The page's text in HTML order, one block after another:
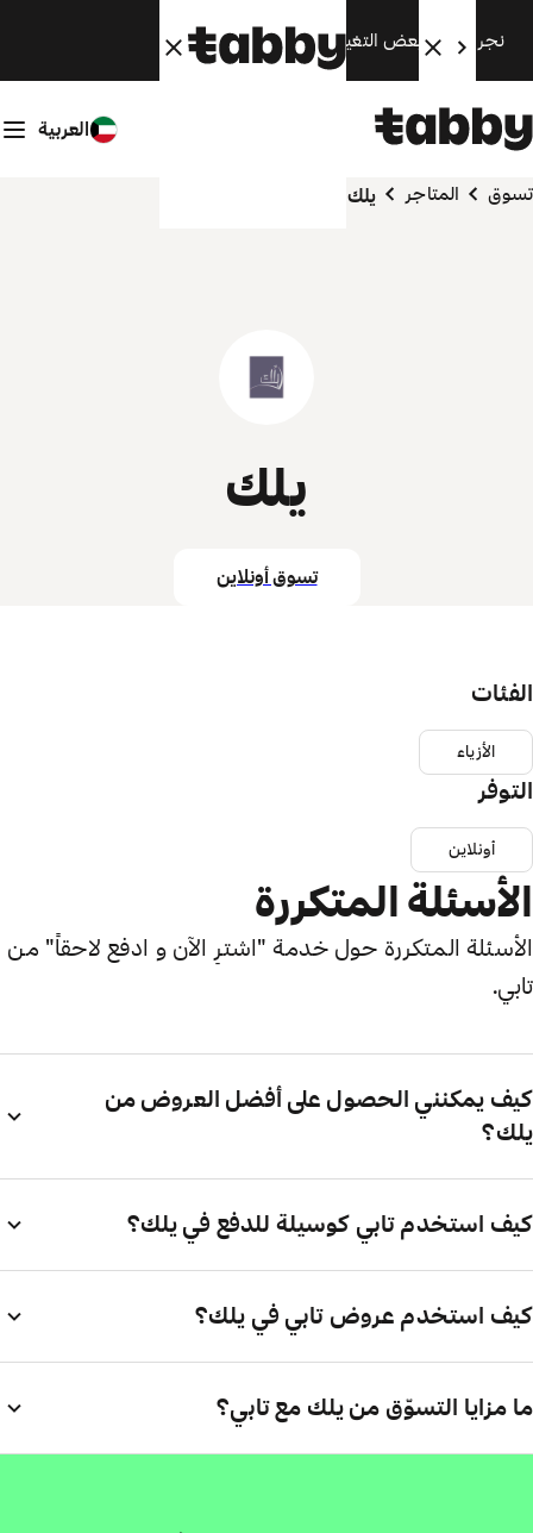
نجري الآن بعض التغييرات. سنعود قريبًا.
العربية
تسوق المتاجر يلك
يلك
تسوق أونلاين
الفئات
الأزياء
التوفر
أونلاين
الأسئلة المتكررة
الأسئلة المتكررة حول خدمة "اشترِ الآن و ادفع لاحقاً" من
تابي.
كيف يمكنني الحصول على أفضل العروض من
يلك؟
كيف استخدم تابي كوسيلة للدفع في يلك؟
كيف استخدم عروض تابي في يلك؟
ما مزايا التسوّق من يلك مع تابي؟